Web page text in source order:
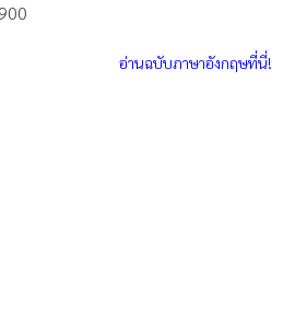
อ่านฉบับภาษาอังกฤษที่นี่!